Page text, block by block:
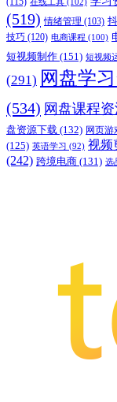
(519) 情绪管理 (103)
技巧 (120) 电商课程 (100)
短视频制作 (151) 短视频
(291) 网盘学
(534) 网盘课程
盘资源下载 (132) 网页游
(125) 英语学习 (92) 视频
(242) 跨境电商 (131) 选